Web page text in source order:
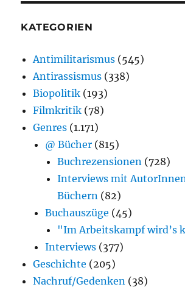
KATEGORIEN
Antimilitarismus (545)
Antirassismus (338)
Biopolitik (193)
Filmkritik (78)
Genres (1.171)
@ Bücher (815)
Buchrezensionen (728)
Interviews mit
Büchern (82)
Buchauszüge (45)
"Im Arbeitskampf wird’s
Interviews (377)
Geschichte (205)
Nachruf/Gedenken (38)